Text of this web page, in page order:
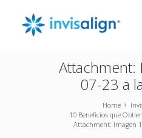
Attachment:
07-23 a
Home
10 Beneficios que
Attachment: Imagen